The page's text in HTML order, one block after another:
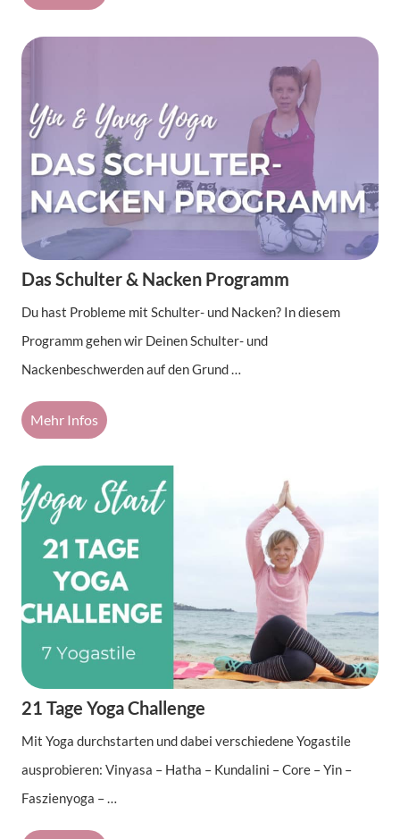
Das Schulter & Nacken Programm
Du hast Probleme mit Schulter- und Nacken? In diesem
Programm gehen wir Deinen Schulter- und
Nackenbeschwerden auf den Grund …
Mehr Infos
21 Tage Yoga Challenge
Mit Yoga durchstarten und dabei verschiedene Yogastile
ausprobieren: Vinyasa – Hatha – Kundalini – Core – Yin –
Faszienyoga – …